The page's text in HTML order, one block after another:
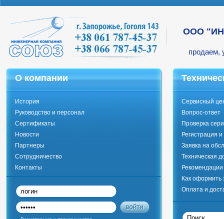
ООО
продаем,
О компании
История
Руководство и персонал
Сертификаты
Новости
Партнеры
Сотрудничество
Контакты
Сервисный
Вопрос-ответ
Проверка
Регистрация
Заявка на
Техническая
Как оформить
Оплата и